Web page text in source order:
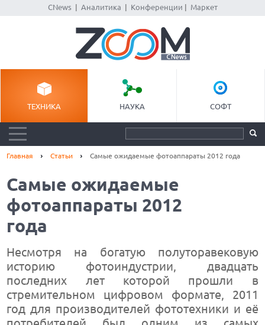
CNews| Аналитика Конференции Маркет
ТЕХНИКА НАУКА СОФТ
Главная Статьи Самые ожидаемые фотоаппараты 2012 года
Самые ожидаемые
фотоаппараты 2012
года
Несмотря на богатую полуторавековую
историю фотоиндустрии, двадцать
последних лет которой прошли в
стремительном цифровом формате, 2011
год для производителей фототехники и её